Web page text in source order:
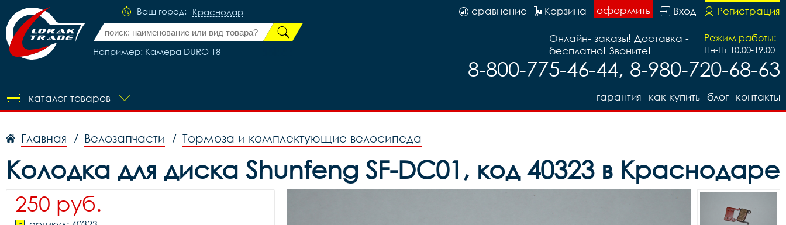
Ваш город: Краснодар
Например: Камера DURO 18
Регистрация
Вход
оформить
Корзина
сравнение
Режим работы:
Пн-Пт 10.00-19.00
Онлайн- заказы! Доставка -
бесплатно! Звоните!
8-800-775-46-44, 8-980-720-68-63
каталог товаров контакты
блог
как купить
гарантия
Главная / Велозапчасти / Тормоза и комплектующие велосипеда
Колодка для диска Shunfeng SF-DC01, код 40323 в Краснодаре
250 руб.